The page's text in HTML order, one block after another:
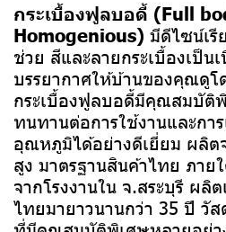
กระเบื้องฟูลบอดี้ (Full
Homogenious) มีดีไซน์เ
ช่วย สีและลายกระเบื้องเป็น
บรรยากาศให้บ้านของคุณดูโ
กระเบื้องฟูลบอดี้มีคุณสมบัติ
ทนทานต่อการใช้งานและกา
อุณหภูมิได้อย่างดีเยี่ยม ผลิ
สูง มาตรฐานสินค้าไทย ภาย
จากโรงงานใน จ.สระบุรี ผ
ไทยมายาวนานกว่า 35 ปี วั